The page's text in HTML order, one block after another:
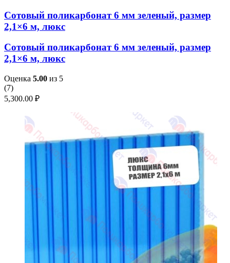
Сотовый поликарбонат 6 мм зеленый, размер
2,1×6 м, люкс
Сотовый поликарбонат 6 мм зеленый, размер
2,1×6 м, люкс
Оценка 5.00 из 5
(7)
5,300.00 ₽